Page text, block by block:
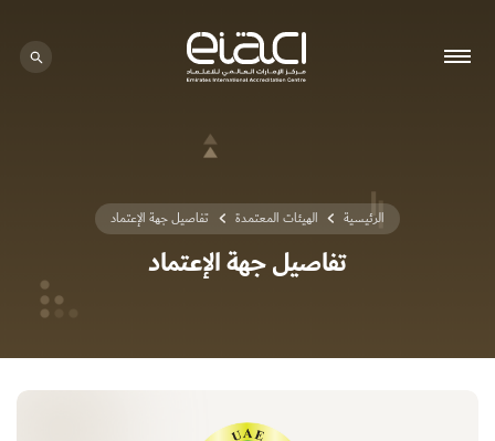
الرئيسية الهيئات المعتمدة تفاصيل جهة الإعتماد
تفاصيل جهة الإعتماد